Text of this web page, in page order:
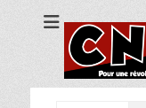
Pour une